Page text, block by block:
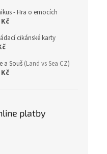
- Hra o emocích
cikánské karty
a Souš (Land vs Sea CZ)
Kč
platby